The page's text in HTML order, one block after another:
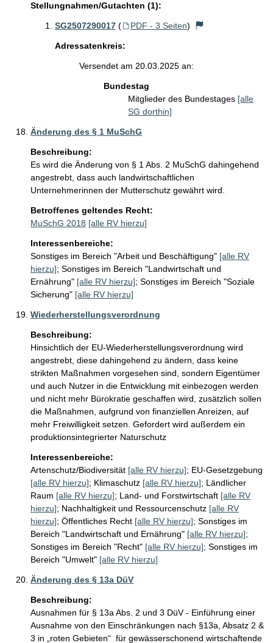
Stellungnahmen/Gutachten (1):
SG2507290017 ( PDF - 3 Seiten)
Adressatenkreis:
Versendet am 20.03.2025 an:
Bundestag
Mitglieder des Bundestages [alle
SG dorthin]
Änderung des § 1 MuSchG
Beschreibung:
Es wird die Änderung von § 1 Abs. 2 MuSchG dahingehend
angestrebt, dass auch landwirtschaftlichen
Unternehmerinnen der Mutterschutz gewährt wird.
Betroffenes geltendes Recht:
MuSchG 2018 [alle RV hierzu]
Interessenbereiche:
Sonstiges im Bereich "Arbeit und Beschäftigung" [alle RV
hierzu]; Sonstiges im Bereich "Landwirtschaft und
Ernährung" [alle RV hierzu]; Sonstiges im Bereich "Soziale
Sicherung" [alle RV hierzu]
Wiederherstellungsverordnung
Beschreibung:
Hinsichtlich der EU-Wiederherstellungsverordnung wird
angestrebt, diese dahingehend zu ändern, dass keine
strikten Maßnahmen vorgesehen sind, sondern Eigentümer
und auch Nutzer in die Entwicklung mit einbezogen werden
und nicht mehr Bürokratie geschaffen wird, zusätzlich sollen
die Maßnahmen, aufgrund von finanziellen Anreizen, auf
mehr Freiwilligkeit setzen. Gefordert wird außerdem ein
produktionsintegrierter Naturschutz
Interessenbereiche:
Artenschutz/Biodiversität [alle RV hierzu]; EU-Gesetzgebung
[alle RV hierzu]; Klimaschutz [alle RV hierzu]; Ländlicher
Raum [alle RV hierzu]; Land- und Forstwirtschaft [alle RV
hierzu]; Nachhaltigkeit und Ressourcenschutz [alle RV
hierzu]; Öffentliches Recht [alle RV hierzu]; Sonstiges im
Bereich "Landwirtschaft und Ernährung" [alle RV hierzu];
Sonstiges im Bereich "Recht" [alle RV hierzu]; Sonstiges im
Bereich "Umwelt" [alle RV hierzu]
Änderung des § 13a DüV
Beschreibung:
Ausnahmen für § 13a Abs. 2 und 3 DüV - Einführung einer
Ausnahme von den Einschränkungen nach §13a, Absatz 2 &
3 in „roten Gebieten“  für gewässerschonend wirtschaftende